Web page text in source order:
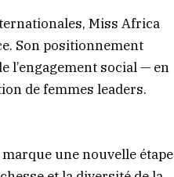
Miss Africa
Son positionnement
l’engagement social — en
de femmes leaders.
une nouvelle étape